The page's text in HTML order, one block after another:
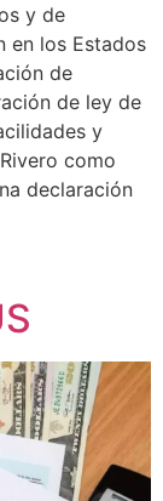
y de
en los Estados
de
de ley de
y
como
declaración